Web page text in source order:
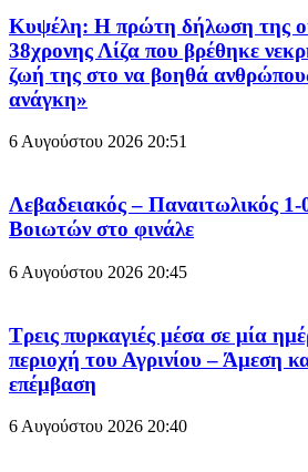
Κυψέλη: Η πρώτη δήλωση της
38χρονης Λίζα που βρέθηκε
ζωή της στο να βοηθά
ανάγκη»
6 Αυγούστου 2026 20:51
Λεβαδειακός – Παναιτωλικός
Βοιωτών στο φινάλε
6 Αυγούστου 2026 20:45
Τρεις πυρκαγιές μέσα σε μία
περιοχή του Αγρινίου – Άμεση
επέμβαση
6 Αυγούστου 2026 20:40